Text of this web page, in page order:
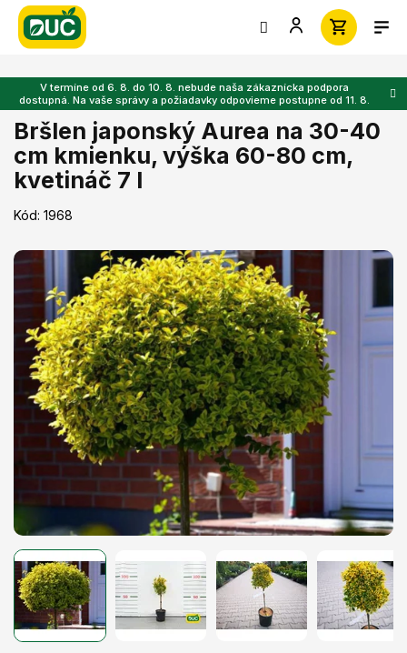
Prejsť
obsah
V termíne od 6. 8. do 10. 8. nebude naša zákaznícka podpora
dostupná. Na vaše správy a požiadavky odpovieme postupne od 11. 8.
Bršlen japonský Aurea na 30-40
cm kmienku, výška 60-80 cm,
kvetináč 7 l
Kód: 1968